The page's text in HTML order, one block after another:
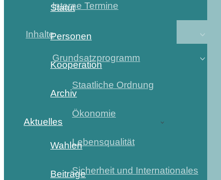
Interne Termine
Inhalte
Grundsatzprogramm
Staatliche Ordnung
Ökonomie
Lebensqualität
Sicherheit und Internationales
Statut
Personen
Kooperation
Archiv
Aktuelles
Wahlen
Beiträge